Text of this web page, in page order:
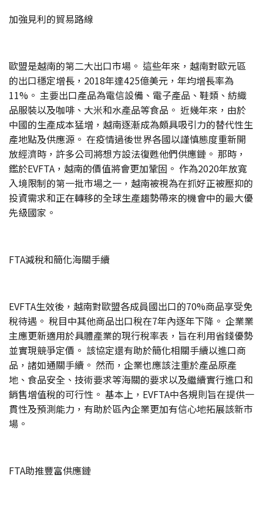
加強見利的貿易路線
歐盟是越南的第二大出口市場。 這些年來，越南對歐元區
的出口穩定增長，2018年達425億美元，年均增長率為
11%。 主要出口產品為電信設備、電子產品、鞋類、紡織
品服裝以及咖啡、大米和水產品等食品。 近幾年來，由於
中國的生產成本猛增，越南逐漸成為頗具吸引力的替代性生
產地點及供應源。 在疫情過後世界各國以謹慎態度重新開
放經濟時，許多公司將想方設法復甦他們供應鏈。 那時，
鑑於EVFTA，越南的價值將會更加鞏固。 作為2020年放寬
入境限制的第一批市場之一，越南被視為在抓好正被壓抑的
投資需求和正在轉移的全球生產趨勢帶來的機會中的最大優
先級國家。
FTA減稅和簡化海關手續
EVFTA生效後，越南對歐盟各成員國出口的70%商品享受免
稅待遇。 稅目中其他商品出口稅在7年內逐年下降。 企業業
主應更新適用於具體產業的現行稅率表，旨在利用省錢優勢
並實現競爭定價。 該協定還有助於簡化相關手續以進口商
品，諸如通關手續。 然而，企業也應該注重於產品原產
地、食品安全、技術要求等海關的要求以及繼續實行進口和
銷售增值稅的可行性。 基本上，EVFTA中各規則旨在提供一
貫性及預測能力，有助於區內企業更加有信心地拓展該新市
場。
FTA助推豐富供應鏈